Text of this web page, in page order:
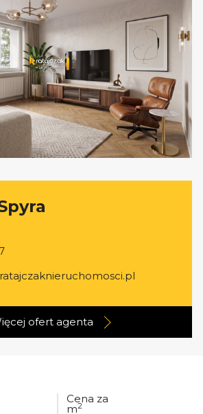
ofert agenta
Cena za
m2